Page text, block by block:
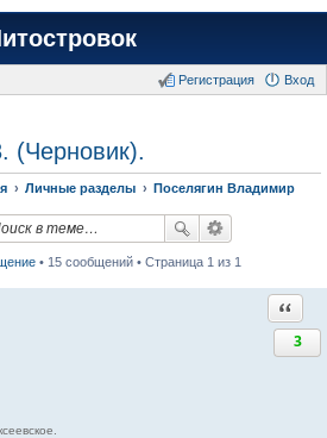
Вход
Регистрация
(Черновик).
Личные разделы Поселягин Владимир
• 15 сообщений • Страница 1 из 1
3